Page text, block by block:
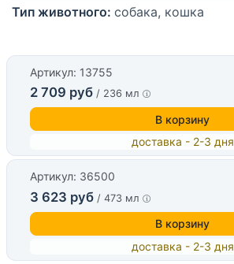
Тип животного: собака, кошка
Артикул: 13755
2 709 руб / 236 мл
В корзину
доставка - 2-3 дня
Артикул: 36500
3 623 руб / 473 мл
В корзину
доставка - 2-3 дня